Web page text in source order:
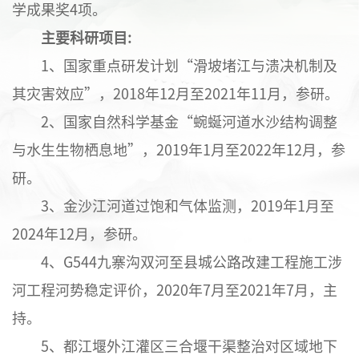
学成果奖4项。
主要科研项目 :
1、国家重点研发计划“滑坡堵江与溃决机制及
其灾害效应”，2018年12月至2021年11月，参研。
2、国家自然科学基金“蜿蜒河道水沙结构调整
与水生生物栖息地”，2019年1月至2022年12月，参
研。
3、金沙江河道过饱和气体监测，2019年1月至
2024年12月，参研。
4、G544九寨沟双河至县城公路改建工程施工涉
河工程河势稳定评价，2020年7月至2021年7月，主
持。
5、都江堰外江灌区三合堰干渠整治对区域地下